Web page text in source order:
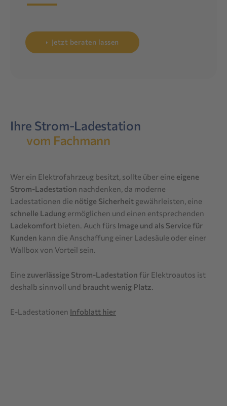
Jetzt beraten lassen
Ihre Strom-Ladestation
vom Fachmann
Wer ein Elektrofahrzeug besitzt, sollte über eine eigene
Strom-Ladestation nachdenken, da moderne
Ladestationen die nötige Sicherheit gewährleisten, eine
schnelle Ladung ermöglichen und einen entsprechenden
Ladekomfort bieten. Auch fürs Image und als Service für
Kunden kann die Anschaffung einer Ladesäule oder einer
Wallbox von Vorteil sein.
Eine zuverlässige Strom-Ladestation für Elektroautos ist
deshalb sinnvoll und braucht wenig Platz.
E-Ladestationen Infoblatt hier